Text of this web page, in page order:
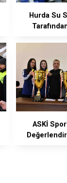
Hurda Su
ASKİ